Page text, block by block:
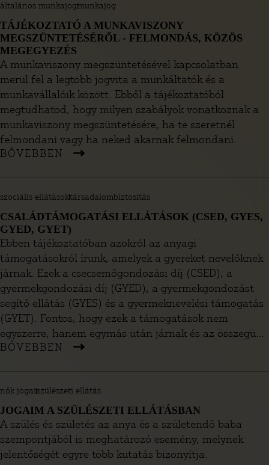
általános munkajogmunkajog
TÁJÉKOZTATÓ A MUNKAVISZONY
MEGSZÜNTETÉSÉRŐL - FELMONDÁS, KÖZÖS
MEGEGYEZÉS
A munkaviszony megszüntetésével kapcsolatban
merül fel a legtöbb jogvita a munkáltatók és a
munkavállalóik között. Ebből a tájékoztatóból
megtudhatod, hogy milyen szabályok vonatkoznak a
munkaviszony megszüntetésére, ha te szeretnél
felmondani vagy ha neked akarnak felmondani.
BŐVEBBEN
szociális ellátásoktársadalombiztosítás
CSALÁDTÁMOGATÁSI ELLÁTÁSOK (CSED, GYES,
GYED, GYET)
Ebben tájékoztatóban azokról az anyagi
támogatásokról írunk, amelyek a gyereket nevelőknek
járnak. Ezek a csecsemőgondozási díj (CSED), a
gyermekgondozási díj (GYED), a gyermekgondozást
segítő ellátás (GYES) és a gyermeknevelési támogatás
(GYET). Fontos, hogy ezek a támogatások nem
egyszerre, hanem egymás után járnak és az összegük
egyre csökken, ahogy a gyerek nő. Tájékoztatónkból
egyéb szabályok vonatkoznak rájuk.
BŐVEBBEN
nők jogaiszülészeti ellátás
JOGAIM A SZÜLÉSZETI ELLÁTÁSBAN
A szülés és születés az anya és a születendő baba
szempontjából is meghatározó esemény, melynek
jelentőségét egyre több kutatás bizonyítja.